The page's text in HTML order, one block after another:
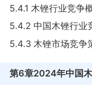
5.4.1 木锉行业竞争
5.4.2 中国木锉行业
5.4.3 木锉市场竞争
第6章2024年中国